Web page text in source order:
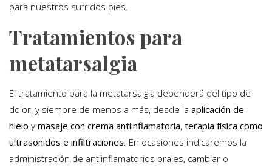
para nuestros sufridos pies.
Tratamientos para
metatarsalgia
El tratamiento para la metatarsalgia dependerá del tipo de
dolor, y siempre de menos a más, desde la aplicación de
hielo y masaje con crema antiinflamatoria, terapia física como
ultrasonidos e infiltraciones. En ocasiones indicaremos la
administración de antiinflamatorios orales, cambiar o